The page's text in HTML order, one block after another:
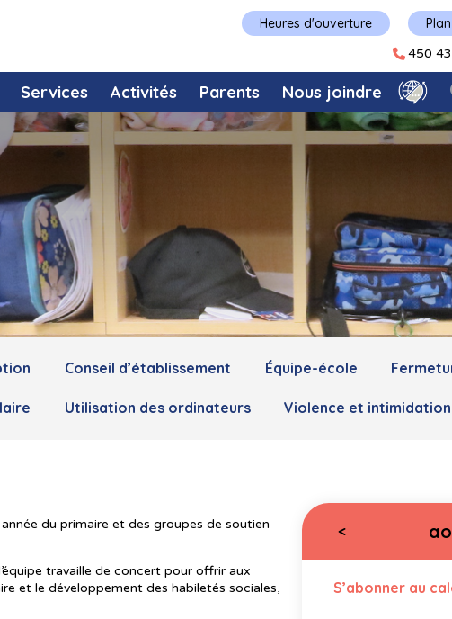
Heures d'ouverture
450
Services Activités Parents Nous joindre
Conseil d’établissement Équipe-école
Utilisation des ordinateurs Violence et intimidation
année du primaire et des groupes de soutien
travaille de concert pour offrir aux
et le développement des habiletés sociales,
<
S’abonner au